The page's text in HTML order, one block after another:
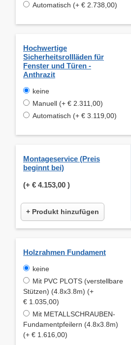
Automatisch (+ € 2.738,00)
Hochwertige
Sicherheitsrollläden für
Fenster und Türen -
Anthrazit
keine
Manuell (+ € 2.311,00)
Automatisch (+ € 3.119,00)
Montageservice (Preis
beginnt bei)
(+ € 4.153,00 )
+ Produkt hinzufügen
Holzrahmen Fundament
keine
Mit PVC PLOTS (verstellbare
Stützen) (4.8x3.8m) (+
€ 1.035,00)
Mit METALLSCHRAUBEN-
Fundamentpfeilern (4.8x3.8m)
(+ € 1.616,00)